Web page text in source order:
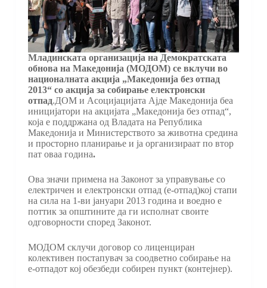
Младинската организација на Демократската
обнова на Македонија (МОДОМ) се вклучи во
националната акција „Македонија без отпад
2013“ со акција за собирање електронски
отпад.ДОМ и Асоцијацијата Ајде Македонија беа
иницијатори на акцијата „Македонија без отпад“,
која е поддржана од Владата на Република
Македонија и Министерството за животна средина
и просторно планирање и ја организираат по втор
пат оваа година.
Ова значи примена на Законот за управување со
електричен и електронски отпад (е-отпад)кој стапи
на сила на 1-ви јануари 2013 година и воедно е
поттик за општините да ги исполнат своите
одговорности според Законот.
МОДОМ склучи договор со лиценциран
колективен постапувач за соодветно собирање на
е-отпадот кој обезбеди собирен пункт (контејнер).